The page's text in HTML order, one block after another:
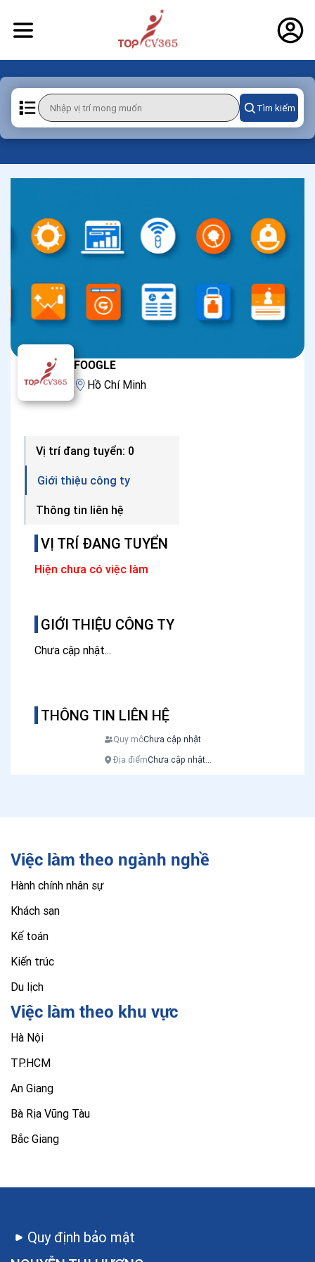
Tìm kiếm
FOOGLE
Hồ Chí Minh
VỊ TRÍ ĐANG TUYỂN
Hiện chưa có việc làm
GIỚI THIỆU CÔNG TY
Chưa cập nhật...
THÔNG TIN LIÊN HỆ
Quy môChưa cập nhật
Địa điểmChưa cập nhật...
Vị trí đang tuyển: 0
Giới thiệu công ty
Thông tin liên hệ
Việc làm theo ngành nghề
Hành chính nhân sự
Khách sạn
Kế toán
Kiến trúc
Du lịch
Việc làm theo khu vực
Hà Nội
TP.HCM
An Giang
Bà Rịa Vũng Tàu
Bắc Giang
Quy định bảo mật